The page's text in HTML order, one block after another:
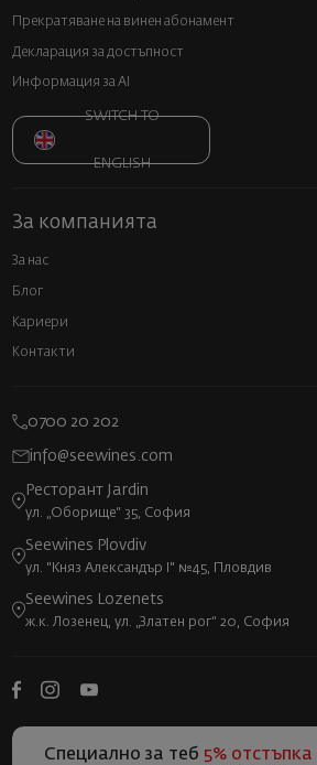
Прекратяване на винен абонамент
Декларация за достъпност
Информация за AI
SWITCH TO
ENGLISH
За компанията
За нас
Блог
Кариери
Контакти
0700 20 202
info@seewines.com
Ресторант Jardin
ул. „Оборище“ 35, София
Seewines Plovdiv
ул. "Княз Александър I" №45, Пловдив
Seewines Lozenets
ж.к. Лозенец, ул. „Златен рог“ 20, София
Специално за теб 5% отстъпка